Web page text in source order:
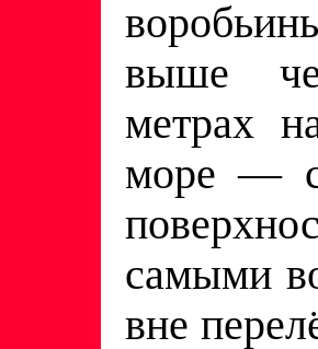
выше
метрах
море —
самыми
вне